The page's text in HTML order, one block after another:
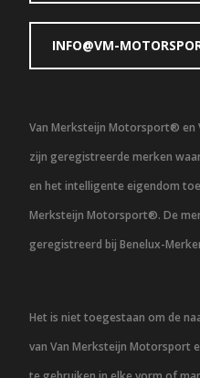
INFO@VM-
Van Merksteijn Motorsport®
zijn geregistreerde merken
en het intelligente eigendom
Merksteijn Motorsport®. De
geregistreerd bij Benelux-
Het is niet toegestaan om de
van Van Merksteijn Motorsport